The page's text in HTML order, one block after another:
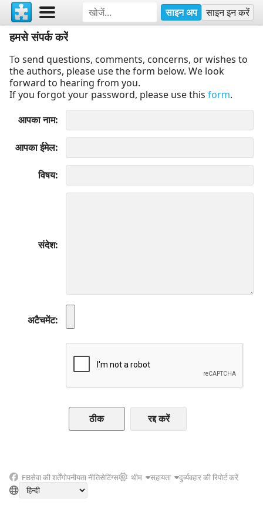
साइन अप साइन इन करें
हमसे संपर्क करें
To send questions, comments, concerns, or wishes to
the authors, please use the form below. We look
forward to hearing from you.
If you forgot your password, please use this form.
आपका नाम
आपका ईमेल
विषय
संदेश
अटैचमेंट
रद्द करें
FBसेवा की शर्तेंगोपनीयता नीतिसेटिंग्स थीम सहायता दुर्व्यवहार की रिपोर्ट करें